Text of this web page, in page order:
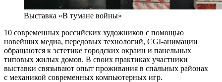
Выставка «В тумане войны»
10 современных российских художников с помощью
новейших медиа, передовых технологий, CGI-анимации
обращаются к эстетике городских окраин и панельных
типовых жилых домов. В своих практиках участники
выставки связывают опыт проживания в спальных районах
с механикой современных компьютерных игр.